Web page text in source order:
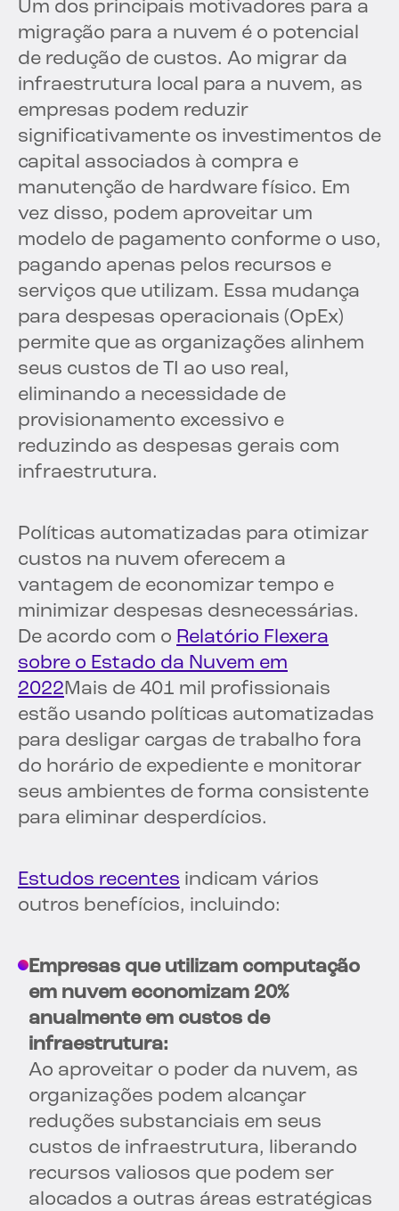
Um dos principais motivadores para a
migração para a nuvem é o potencial
de redução de custos. Ao migrar da
infraestrutura local para a nuvem, as
empresas podem reduzir
significativamente os investimentos de
capital associados à compra e
manutenção de hardware físico. Em
vez disso, podem aproveitar um
modelo de pagamento conforme o uso,
pagando apenas pelos recursos e
serviços que utilizam. Essa mudança
para despesas operacionais (OpEx)
permite que as organizações alinhem
seus custos de TI ao uso real,
eliminando a necessidade de
provisionamento excessivo e
reduzindo as despesas gerais com
infraestrutura.
Políticas automatizadas para otimizar
custos na nuvem oferecem a
vantagem de economizar tempo e
minimizar despesas desnecessárias.
De acordo com o Relatório Flexera
sobre o Estado da Nuvem em
2022Mais de 401 mil profissionais
estão usando políticas automatizadas
para desligar cargas de trabalho fora
do horário de expediente e monitorar
seus ambientes de forma consistente
para eliminar desperdícios.
Estudos recentes indicam vários
outros benefícios, incluindo:
Empresas que utilizam computação
em nuvem economizam 20%
anualmente em custos de
infraestrutura:
Ao aproveitar o poder da nuvem, as
organizações podem alcançar
reduções substanciais em seus
custos de infraestrutura, liberando
recursos valiosos que podem ser
alocados a outras áreas estratégicas